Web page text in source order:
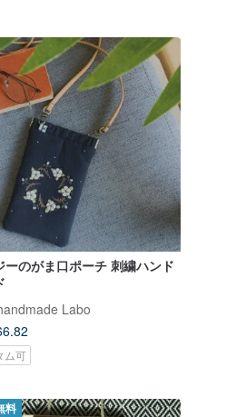
ーのがま口ポーチ 刺繍ハンド
Labo
ム可
料